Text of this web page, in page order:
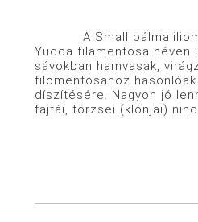
A Small pálmaliliom
Yucca filamentosa néven
sávokban hamvasak,
filomentosahoz
díszítésére. Nagyon jó
fajtái, törzsei (klónjai)